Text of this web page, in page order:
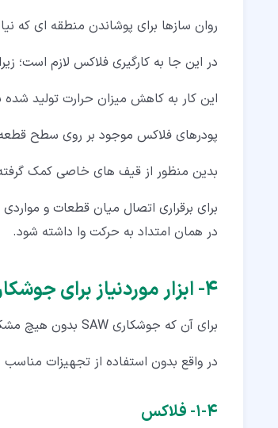
روان سازها برای پوشاندن منطقه ای که
در این جا به کارگیری فلاکس لازم است؛
این کار به کاهش میزان حرارت تولید
پودرهای فلاکس موجود بر روی سطح
بدین منظور از قیف های خاصی کمک
برای برقراری اتصال میان قطعات و
در همان امتداد به حرکت وا داشته شود.
۴‏- ابزار موردنیاز برای جوشکاری به روش زیر پودری
برای آن که جوشکاری SAW بدون هیچ مشکلی انجام شود به مجموعه خاصی از
در واقع بدون استفاده از تجهیزات
۴‏-‏۱‏- فلاکس